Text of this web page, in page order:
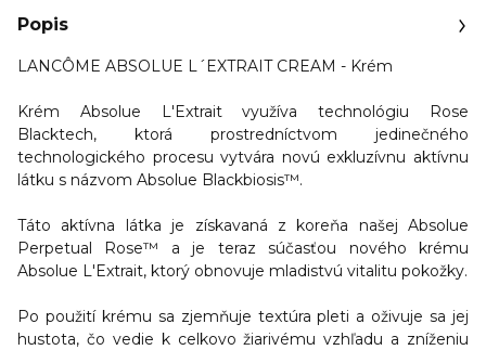
Popis
LANCÔME ABSOLUE L´EXTRAIT CREAM - Krém
Krém Absolue L'Extrait využíva technológiu Rose
Blacktech, ktorá prostredníctvom jedinečného
technologického procesu vytvára novú exkluzívnu aktívnu
látku s názvom Absolue Blackbiosis™.
Táto aktívna látka je získavaná z koreňa našej Absolue
Perpetual Rose™ a je teraz súčasťou nového krému
Absolue L'Extrait, ktorý obnovuje mladistvú vitalitu pokožky.
Po použití krému sa zjemňuje textúra pleti a oživuje sa jej
hustota, čo vedie k celkovo žiarivému vzhľadu a zníženiu